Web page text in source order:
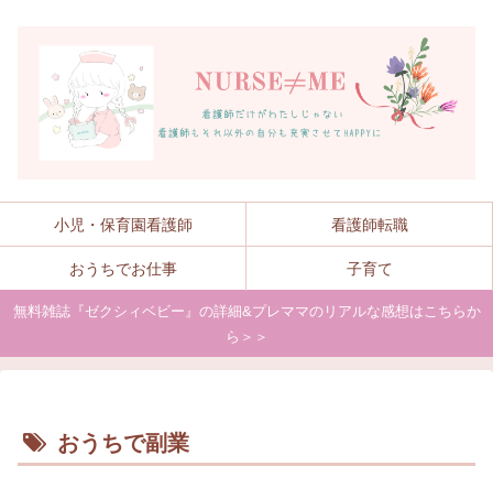
小児・保育園看護師 看護師転職
おうちでお仕事 子育て
無料雑誌『ゼクシィベビー』の詳細&プレママのリアルな感想はこちらか
ら＞＞
おうちで副業